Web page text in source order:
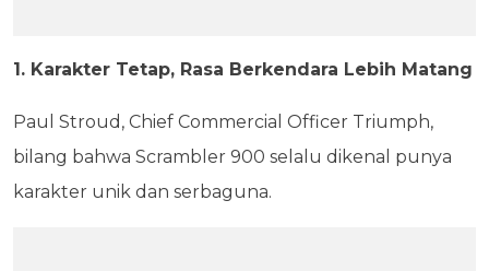
1. Karakter Tetap, Rasa Berkendara Lebih Matang
Paul Stroud, Chief Commercial Officer Triumph,
bilang bahwa Scrambler 900 selalu dikenal punya
karakter unik dan serbaguna.